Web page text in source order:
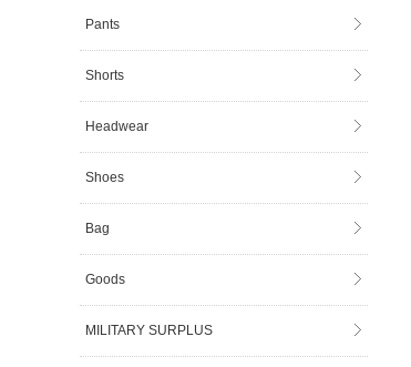
Pants
Shorts
Headwear
Shoes
Bag
Goods
MILITARY SURPLUS